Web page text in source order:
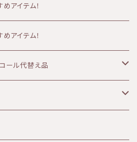
サアンドコー）
）
ランス）
ォレスト）
ス
アイテム！
アイテム！
ール代替え品